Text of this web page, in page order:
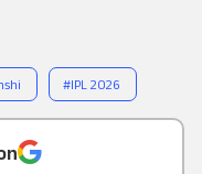
#IPL 2026